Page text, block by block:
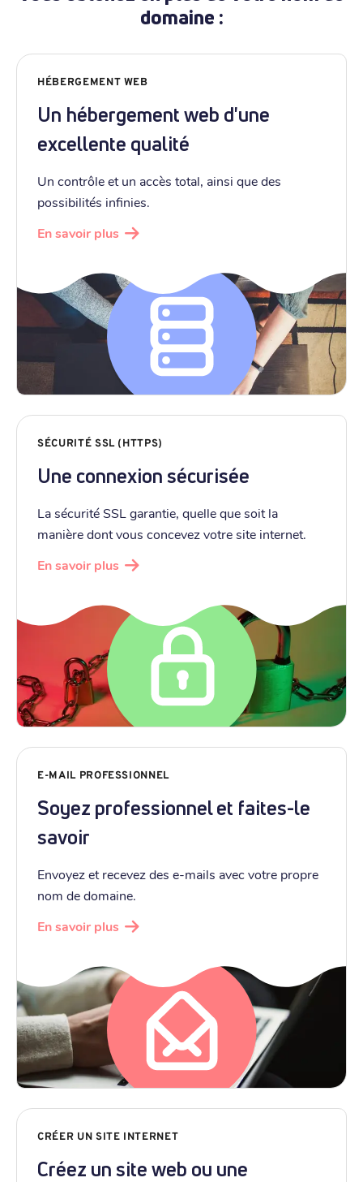
domaine :
HÉBERGEMENT WEB
Un hébergement web d'une
excellente qualité
Un contrôle et un accès total, ainsi que des
possibilités infinies.
En savoir plus
SÉCURITÉ SSL (HTTPS)
Une connexion sécurisée
La sécurité SSL garantie, quelle que soit la
manière dont vous concevez votre site internet.
En savoir plus
E-MAIL PROFESSIONNEL
Soyez professionnel et faites-le
savoir
Envoyez et recevez des e-mails avec votre propre
nom de domaine.
En savoir plus
CRÉER UN SITE INTERNET
Créez un site web ou une